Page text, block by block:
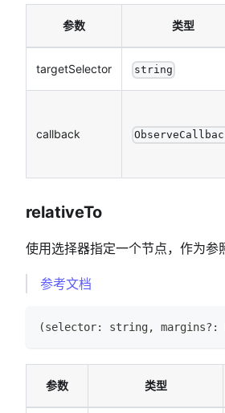
参数 类型
targetSelector string
callback
relativeTo
使用选择器指定一个节点，作为参
参考文档
(selector: string, margins? :
参数 类型